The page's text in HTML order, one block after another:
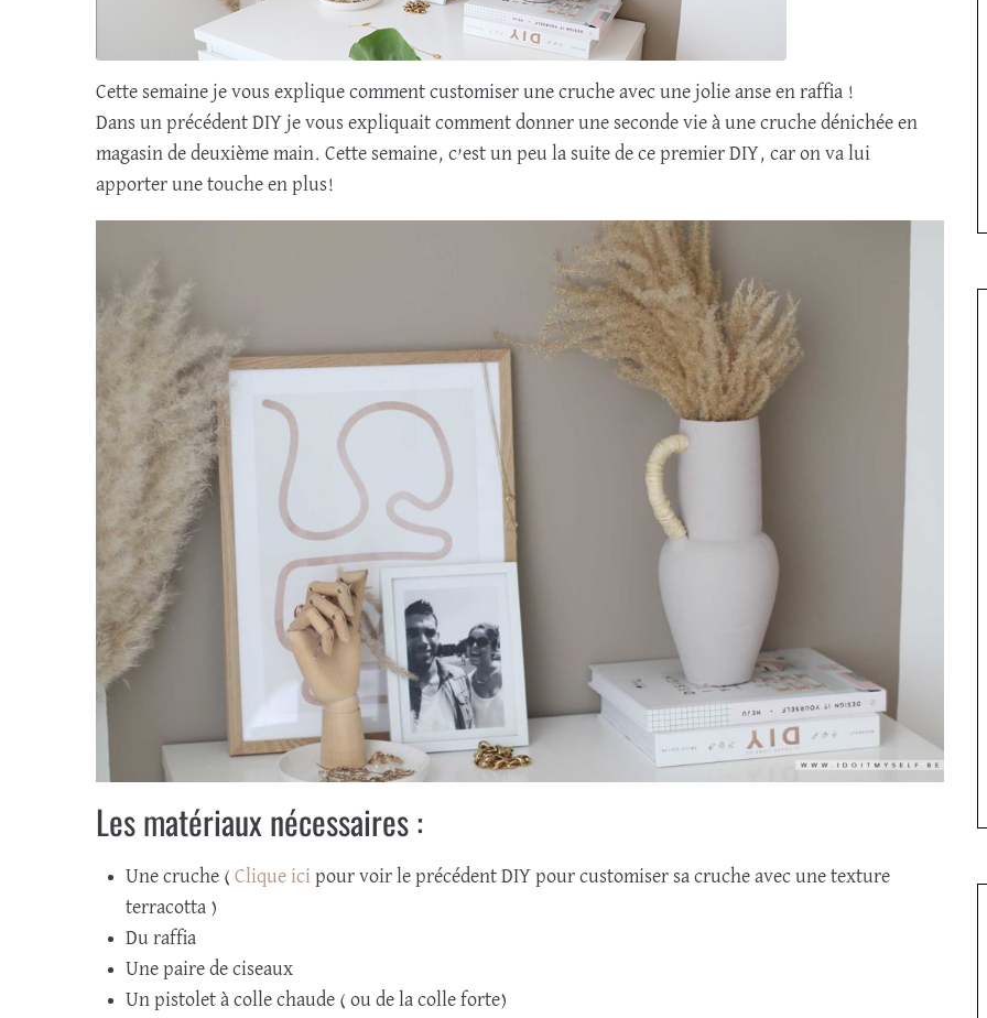
Cette semaine je vous explique comment customiser une cruche avec une jolie anse en raffia !
Dans un précédent DIY je vous expliquait comment donner une seconde vie à une cruche dénichée en
magasin de deuxième main. Cette semaine, c’est un peu la suite de ce premier DIY, car on va lui
apporter une touche en plus!
Les matériaux nécessaires :
Une cruche ( Clique ici pour voir le précédent DIY pour customiser sa cruche avec une texture
terracotta )
Du raffia
Une paire de ciseaux
Un pistolet à colle chaude ( ou de la colle forte)